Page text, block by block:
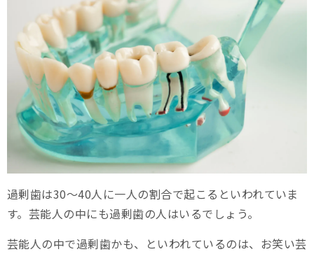
過剰歯は30～40人に一人の割合で起こるといわれていま
す。芸能人の中にも過剰歯の人はいるでしょう。
芸能人の中で過剰歯かも、といわれているのは、お笑い芸